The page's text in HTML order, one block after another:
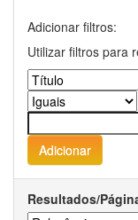
Adicionar filtros:
Utilizar filtros para
Resultados/